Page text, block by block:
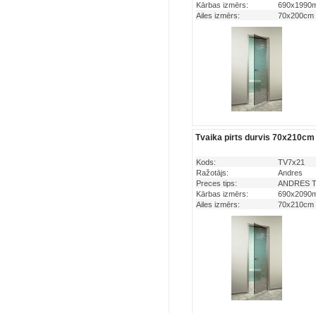
Kārbas izmērs:
Ailes izmērs:
70x200cm
Tvaika pirts durvis 70x210cm
Kods:
TV7x21
Ražotājs:
Andres
Preces tips:
ANDRES
Kārbas izmērs:
Ailes izmērs:
70x210cm